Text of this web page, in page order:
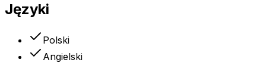
Języki
Polski
Angielski